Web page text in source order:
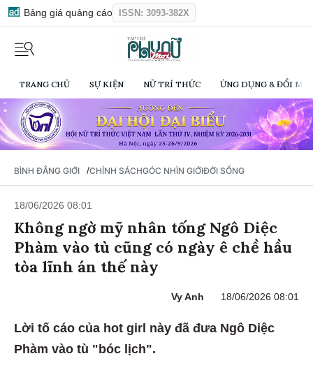
Bảng giá quảng cáo ISSN: 3093-382X
TRANG CHỦ SỰ KIỆN NỮ TRÍ THỨC ỨNG DỤNG & ĐỔI
BÌNH ĐẲNG GIỚI /CHÍNH SÁCHGÓC NHÌN GIỚIĐỜI SỐNG
18/06/2026 08:01
Không ngờ mỹ nhân tống Ngô Diệc
Phàm vào tù cũng có ngày ê chề hầu
tòa lĩnh án thế này
Vy Anh 18/06/2026 08:01
Lời tố cáo của hot girl này đã đưa Ngô Diệc
Phàm vào tù "bóc lịch".